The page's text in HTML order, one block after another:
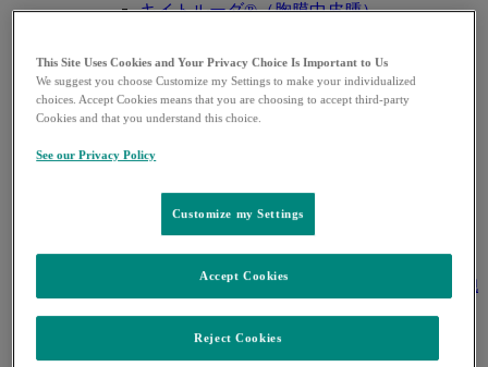
キイトルーダ®（胸膜中皮腫）
癌）
キイトルーダ®（胃癌）
キイトルーダ®（胆道癌）
キイトルーダ®（腎細胞癌）
キイトルーダ®（尿路上皮癌）
キイトルーダ®（子宮頸癌）
キイトルーダ®（悪性黒色腫）
キイトルーダ®（古典的ホジキンリンパ
キイトルーダ®（原発性縦隔大細胞型B細胞
キイトルーダ®（MSI-High固形癌）
This Site Uses Cookies and Your Privacy Choice Is Important to Us
We suggest you choose Customize my Settings to make your individualized
choices. Accept Cookies means that you are choosing to accept third-party
Cookies and that you understand this choice.
See our Privacy Policy
Customize my Settings
Reject Cookies
Accept Cookies